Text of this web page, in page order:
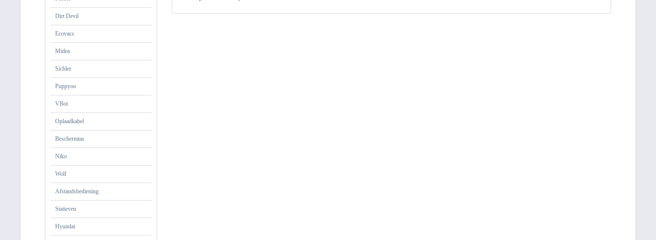
Dirt Devil
Ecovacs
Midea
Sichler
Puppyoo
VBot
Oplaadkabel
Beschermtas
Niko
Wolf
Afstandsbediening
Statieven
Hyundai